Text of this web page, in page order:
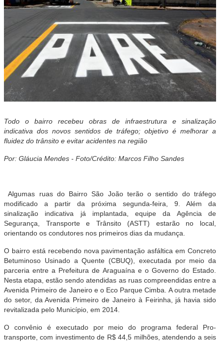
Todo o bairro recebeu obras de infraestrutura e sinalização
indicativa dos novos sentidos de tráfego; objetivo é melhorar a
fluidez do trânsito e evitar acidentes na região
Por: Gláucia Mendes - Foto/Crédito: Marcos Filho Sandes
Algumas ruas do Bairro São João terão o sentido do tráfego
modificado a partir da próxima segunda-feira, 9. Além da
sinalização indicativa já implantada, equipe da Agência de
Segurança, Transporte e Trânsito (ASTT) estarão no local,
orientando os condutores nos primeiros dias da mudança.
O bairro está recebendo nova pavimentação asfáltica em Concreto
Betuminoso Usinado a Quente (CBUQ), executada por meio da
parceria entre a Prefeitura de Araguaína e o Governo do Estado.
Nesta etapa, estão sendo atendidas as ruas compreendidas entre a
Avenida Primeiro de Janeiro e o Eco Parque Cimba. A outra metade
do setor, da Avenida Primeiro de Janeiro à Feirinha, já havia sido
revitalizada pelo Município, em 2014.
O convênio é executado por meio do programa federal Pro-
transporte, com investimento de R$ 44,5 milhões, atendendo a seis